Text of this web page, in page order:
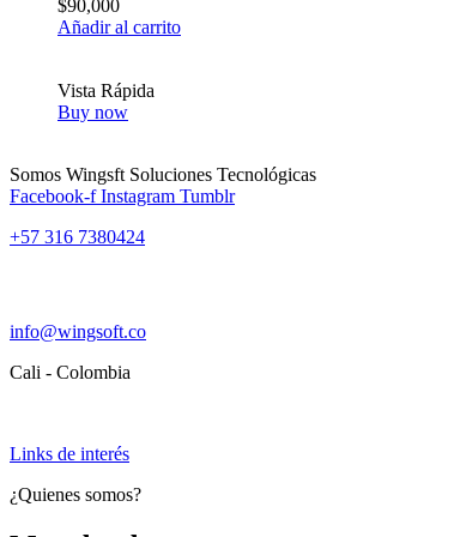
$90,000
Añadir al carrito
Vista Rápida
Buy now
Somos Wingsft Soluciones Tecnológicas
Facebook-f Instagram Tumblr
+57 316 7380424
info@wingsoft.co
Cali - Colombia
Links de interés
¿Quienes somos?